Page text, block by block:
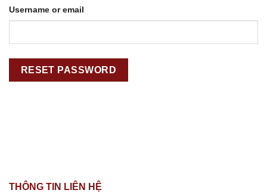
Username or email
RESET PASSWORD
THÔNG TIN LIÊN HỆ